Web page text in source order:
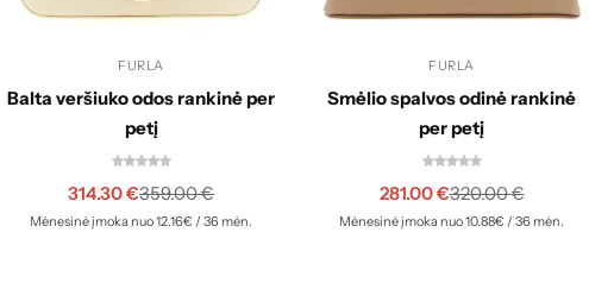
FURLA
Balta veršiuko odos rankinė per
petį
359.00€
314.30€
Mėnesinė įmoka nuo 12.16€ / 36 mėn.
FURLA
Smėlio spalvos odinė rankinė
per petį
320.00€
281.00€
Mėnesinė įmoka nuo 10.88€ / 36 mėn.